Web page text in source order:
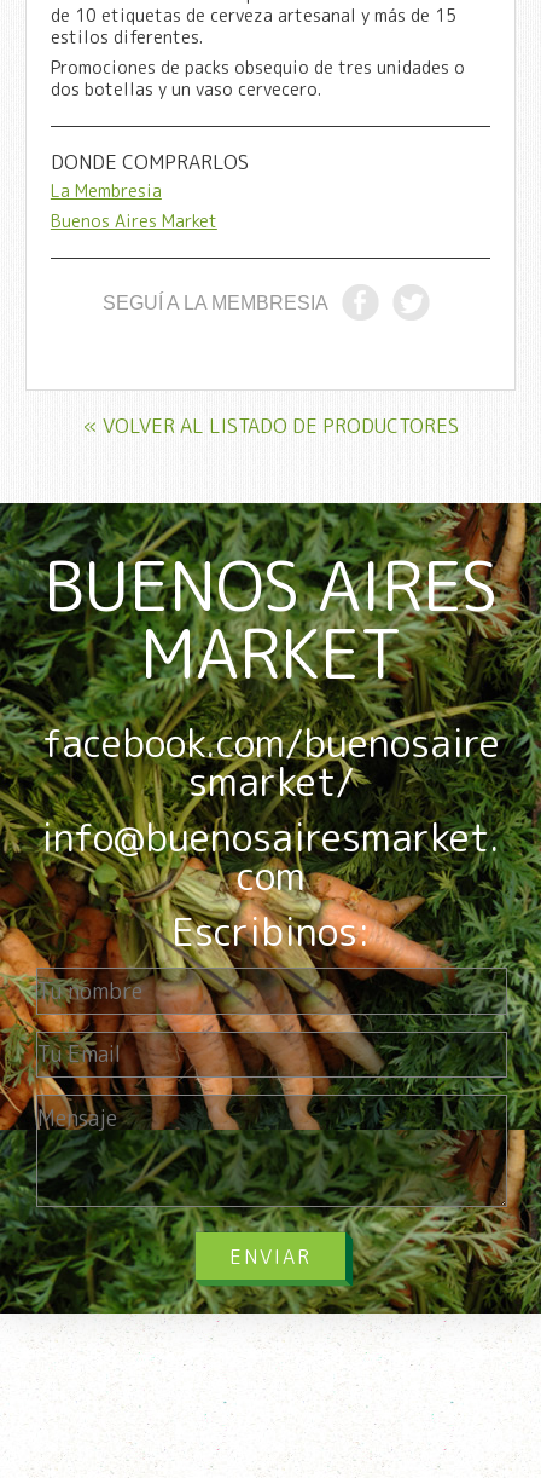
de 10 etiquetas de cerveza artesanal y más de 15
estilos diferentes.
Promociones de packs obsequio de tres unidades o
dos botellas y un vaso cervecero.
DONDE COMPRARLOS
La Membresia
Buenos Aires Market
SEGUÍ A LA MEMBRESIA
« VOLVER AL LISTADO DE PRODUCTORES
BUENOS AIRES
MARKET
facebook.com/buenosaire
smarket/
info@buenosairesmarket.
com
Escribinos:
ENVIAR